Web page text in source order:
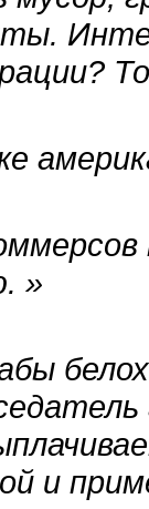
»
и